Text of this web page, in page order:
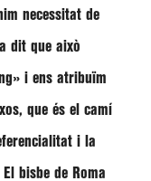
necessitat de
dit que això
i ens atribuïm
que és el camí
i la
El bisbe de Roma